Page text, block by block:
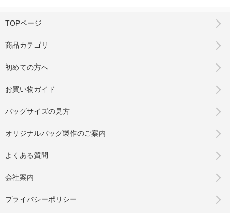
TOPページ
商品カテゴリ
初めての方へ
お買い物ガイド
バッグサイズの見方
オリジナルバッグ製作のご案内
よくある質問
会社案内
プライバシーポリシー